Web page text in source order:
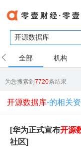
全部 机构
为您搜索到7720条结果
开源数据库-的相关
[华为正式宣布开源
社区]